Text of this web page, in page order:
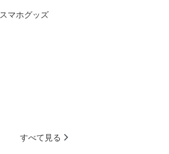
スマホグッズ
すべて見る